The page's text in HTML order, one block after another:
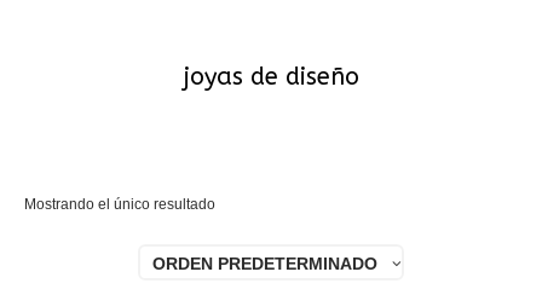
joyas de diseño
Mostrando el único resultado
ORDEN PREDETERMINADO